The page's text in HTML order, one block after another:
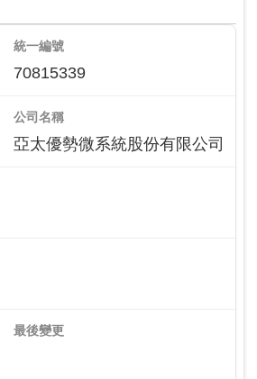
統一編號
70815339
公司名稱
亞太優勢微系統股份有限公司
最後變更